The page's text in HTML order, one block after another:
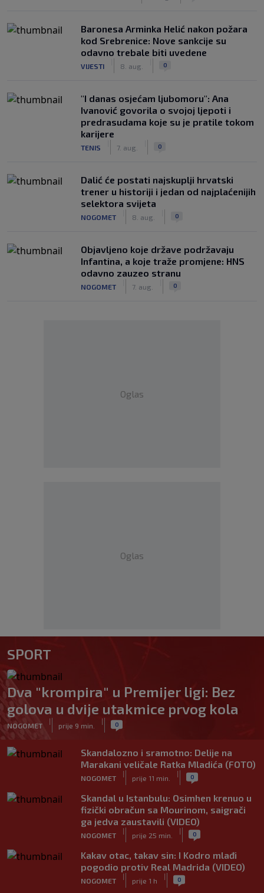
Baronesa Arminka Helić nakon požara
kod Srebrenice: Nove sankcije su
odavno trebale biti uvedene
VIJESTI 8. aug. 0
"I danas osjećam ljubomoru": Ana
Ivanović govorila o svojoj ljepoti i
predrasudama koje su je pratile tokom
karijere
TENIS 7. aug. 0
Dalić će postati najskuplji hrvatski
trener u historiji i jedan od najplaćenijih
selektora svijeta
NOGOMET 8. aug. 0
Objavljeno koje države podržavaju
Infantina, a koje traže promjene: HNS
odavno zauzeo stranu
NOGOMET 7. aug. 0
Oglas
Oglas
SPORT
Dva "krompira" u Premijer ligi: Bez
golova u dvije utakmice prvog kola
NOGOMET
|
prije 9 min.
| 0
Skandalozno i sramotno: Delije na
Marakani veličale Ratka Mladića (FOTO)
NOGOMET
|
prije 11 min.
| 0
Skandal u Istanbulu: Osimhen krenuo u
fizički obračun sa Mourinom, saigrači
ga jedva zaustavili (VIDEO)
NOGOMET
|
prije 25 min.
| 0
Kakav otac, takav sin: I Kodro mlađi
pogodio protiv Real Madrida (VIDEO)
NOGOMET
|
prije 1 h
| 0